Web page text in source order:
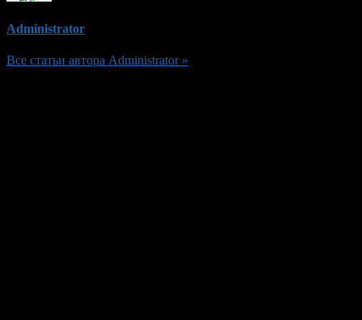
Administrator
Все статьи автора Administrator »